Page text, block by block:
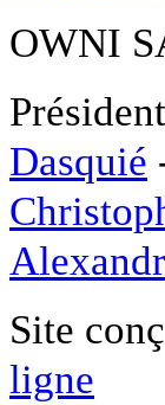
OWNI
Dasquié
Site
ligne